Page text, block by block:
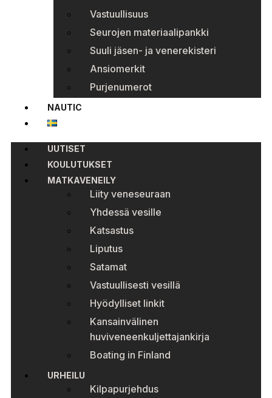
Vastuullisuus
Seurojen materiaalipankki
Suuli jäsen- ja venerekisteri
Ansiomerkit
Purjenumerot
NAUTIC
UUTISET
KOULUTUKSET
MATKAVENEILY
Liity veneseuraan
Yhdessä vesille
Katsastus
Liputus
Satamat
Vastuullisesti vesillä
Hyödylliset linkit
Kansainvälinen
huviveneenkuljettajankirja
Boating in Finland
URHEILU
Kilpapurjehdus